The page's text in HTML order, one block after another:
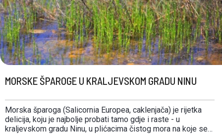
MORSKE ŠPAROGE U KRALJEVSKOM GRADU NINU
Morska šparoga (Salicornia Europea, caklenjača) je rijetka
delicija, koju je najbolje probati tamo gdje i raste - u
kraljevskom gradu Ninu, u plićacima čistog mora na koje se